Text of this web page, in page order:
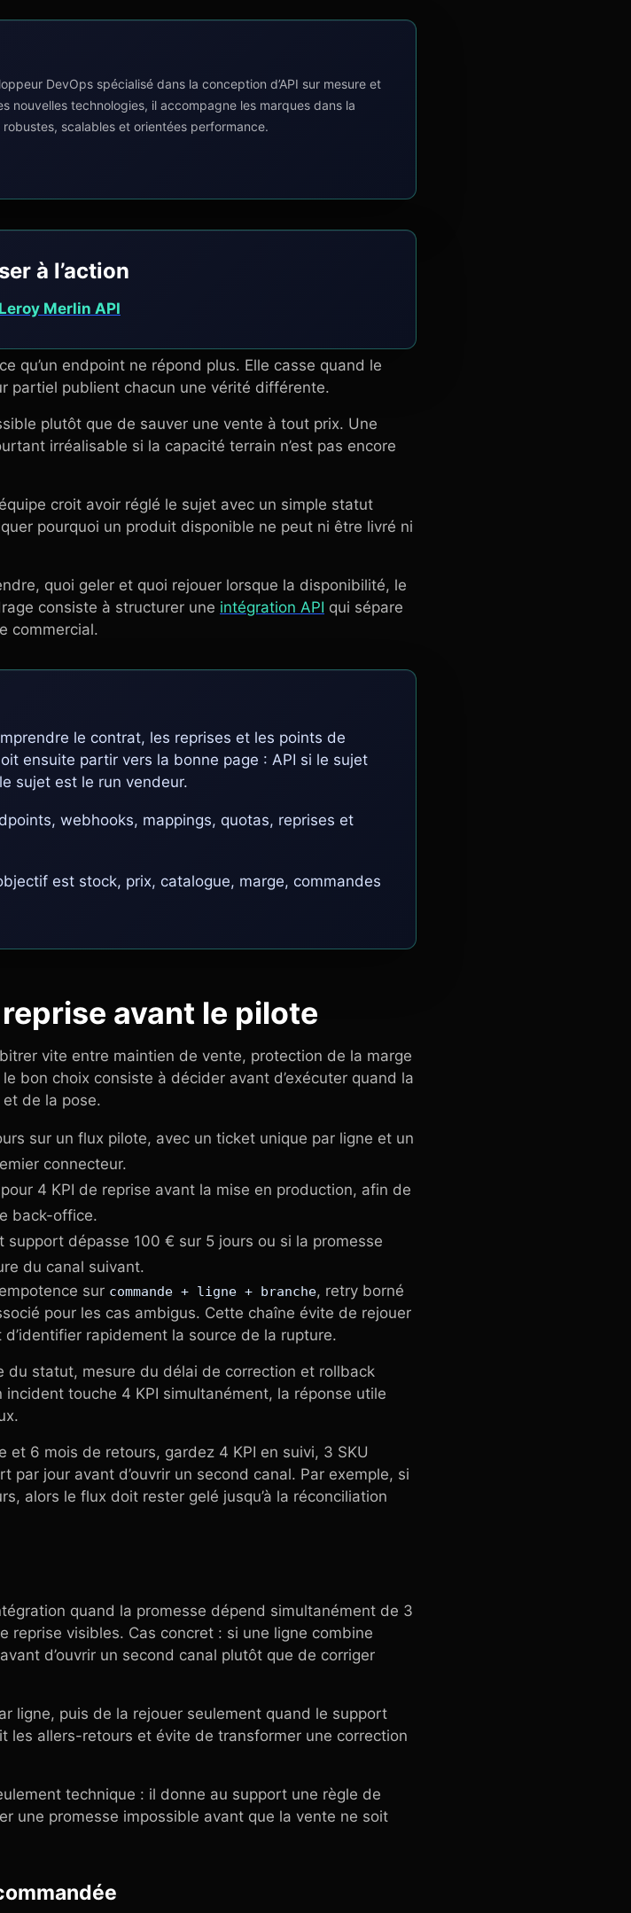
DevOps spécialisé dans la conception d’API sur mesure et
nouvelles technologies, il accompagne les marques dans la
scalables et orientées performance.
à l’action
Merlin API
qu’un endpoint ne répond plus. Elle casse quand le
partiel publient chacun une vérité différente.
plutôt que de sauver une vente à tout prix. Une
irréalisable si la capacité terrain n’est pas encore
croit avoir réglé le sujet avec un simple statut
pourquoi un produit disponible ne peut ni être livré ni
quoi geler et quoi rejouer lorsque la disponibilité, le
consiste à structurer une intégration API qui sépare
commercial.
le contrat, les reprises et les points de
ensuite partir vers la bonne page : API si le sujet
sujet est le run vendeur.
webhooks, mappings, quotas, reprises et
est stock, prix, catalogue, marge, commandes
avant le pilote
vite entre maintien de vente, protection de la marge
bon choix consiste à décider avant d’exécuter quand la
de la pose.
sur un flux pilote, avec un ticket unique par ligne et un
connecteur.
4 KPI de reprise avant la mise en production, afin de
back-office.
dépasse 100 € sur 5 jours ou si la promesse
du canal suivant.
sur commande + ligne + branche, retry borné
pour les cas ambigus. Cette chaîne évite de rejouer
rapidement la source de la rupture.
statut, mesure du délai de correction et rollback
touche 4 KPI simultanément, la réponse utile
6 mois de retours, gardez 4 KPI en suivi, 3 SKU
jour avant d’ouvrir un second canal. Par exemple, si
alors le flux doit rester gelé jusqu’à la réconciliation
quand la promesse dépend simultanément de 3
reprise visibles. Cas concret : si une ligne combine
d’ouvrir un second canal plutôt que de corriger
ligne, puis de la rejouer seulement quand le support
les allers-retours et évite de transformer une correction
technique : il donne au support une règle de
une promesse impossible avant que la vente ne soit